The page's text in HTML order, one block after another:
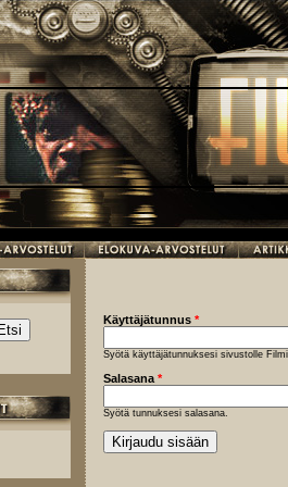
Käyttäjätunnus *
Syötä käyttäjätunnuksesi sivustolle
Salasana *
Syötä tunnuksesi salasana.